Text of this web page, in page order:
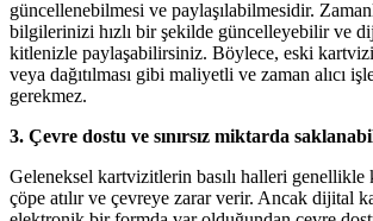
güncellenebilmesi ve paylaşılabilmesidir.
bilgilerinizi hızlı bir şekilde güncelleyebilir ve
kitlenizle paylaşabilirsiniz. Böylece, eski
veya dağıtılması gibi maliyetli ve zaman alıcı
gerekmez.
3. Çevre dostu ve sınırsız miktarda
Geleneksel kartvizitlerin basılı halleri genellikle
çöpe atılır ve çevreye zarar verir. Ancak dijital